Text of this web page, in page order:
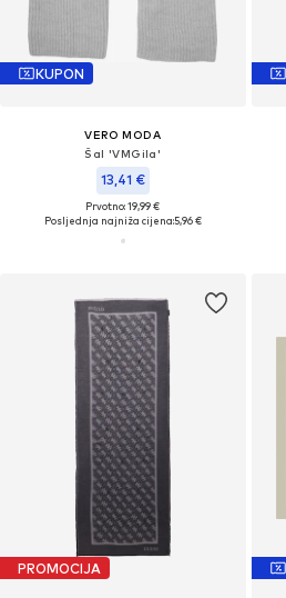
KUPON
VERO MODA
Šal 'VMGila'
13,41 €
Prvotno: 19,99 €
Posljednja najniža cijena:5,96 €
PROMOCIJA